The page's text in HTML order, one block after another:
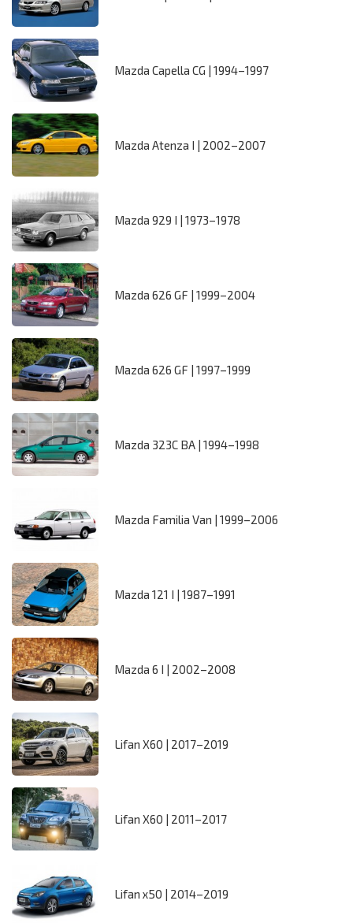
Mazda Capella CG | 1994–1997
Mazda Atenza I | 2002–2007
Mazda 929 I | 1973–1978
Mazda 626 GF | 1999–2004
Mazda 626 GF | 1997–1999
Mazda 323C BA | 1994–1998
Mazda Familia Van | 1999–2006
Mazda 121 I | 1987–1991
Mazda 6 I | 2002–2008
Lifan X60 | 2017–2019
Lifan X60 | 2011–2017
Lifan x50 | 2014–2019